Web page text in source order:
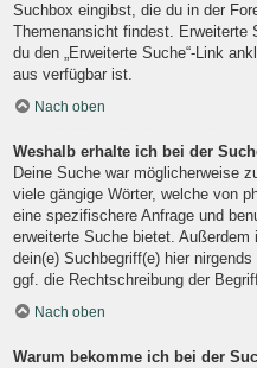
Suchbox eingibst, die du in der
Themenansicht findest. Erweiterte
du den „Erweiterte Suche“-Link
aus verfügbar ist.
Nach oben
Weshalb erhalte ich bei der
Deine Suche war möglicherweise
viele gängige Wörter, welche von
eine spezifischere Anfrage und
erweiterte Suche bietet.
dein(e) Suchbegriff(e) hier
ggf. die Rechtschreibung der
Nach oben
Warum bekomme ich bei der